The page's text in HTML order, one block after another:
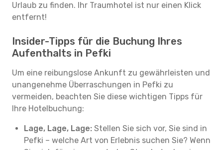
Urlaub zu finden. Ihr Traumhotel ist nur einen Klick
entfernt!
Insider-Tipps für die Buchung Ihres
Aufenthalts in Pefki
Um eine reibungslose Ankunft zu gewährleisten und
unangenehme Überraschungen in Pefki zu
vermeiden, beachten Sie diese wichtigen Tipps für
Ihre Hotelbuchung:
Lage, Lage, Lage: Stellen Sie sich vor, Sie sind in
Pefki – welche Art von Erlebnis suchen Sie? Wenn